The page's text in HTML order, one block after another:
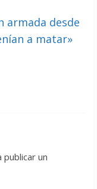
armada desde
a matar»
publicar un